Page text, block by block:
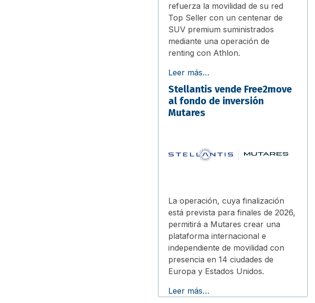
refuerza la movilidad de su red
Top Seller con un centenar de
SUV premium suministrados
mediante una operación de
renting con Athlon.
Leer más…
Stellantis vende Free2move
al fondo de inversión
Mutares
La operación, cuya finalización
está prevista para finales de 2026,
permitirá a Mutares crear una
plataforma internacional e
independiente de movilidad con
presencia en 14 ciudades de
Europa y Estados Unidos.
Leer más…